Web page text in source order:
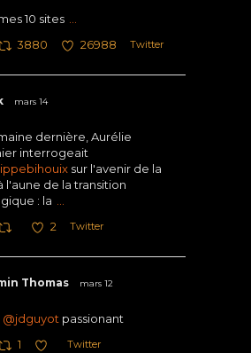
10 sites ...
3880 26988 Twitter
mars 14
dernière, Aurélie
interrogeait
sur l'avenir de la
l'aune de la transition
: la ...
2 Twitter
Thomas mars 12
@jdguyot passionant
1 Twitter